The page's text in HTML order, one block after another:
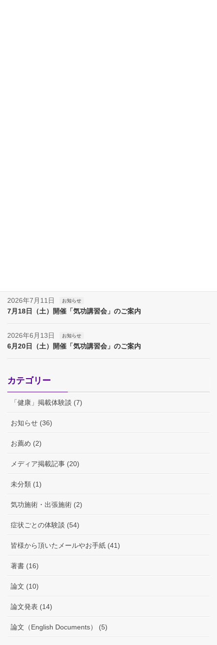
2026年7月11日 お知らせ
7月18日（土）開催「気功講習会」のご案内
2026年6月13日 お知らせ
6月20日（土）開催「気功講習会」のご案内
カテゴリー
「健康」掲載体験談 (7)
お知らせ (36)
お薦め (2)
メディア掲載記事 (20)
未分類 (1)
気功施術・出張施術 (2)
症状ごとの体験談 (54)
皆様から頂いたメールやお手紙 (41)
著書 (16)
論文 (10)
論文発表 (14)
論文（English Documents） (5)